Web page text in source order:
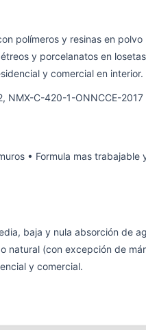
polímeros y resinas en
y porcelanatos en
y comercial en
C-420-1-ONNCCE-
• Formula mas
baja y nula absorción de
(con excepción de
y comercial.